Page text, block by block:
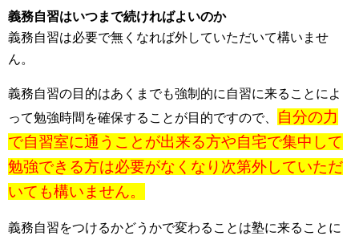
義務自習はいつまで続ければよいのか
義務自習は必要で無くなれば外していただいて構いませ
ん。
義務自習の目的はあくまでも強制的に自習に来ることによ
って勉強時間を確保することが目的ですので、
自分の力
で自習室に通うことが出来る方や自宅で集中して
勉強できる方は必要がなくなり次第外していただ
いても構いません。
義務自習をつけるかどうかで変わることは塾に来ることに